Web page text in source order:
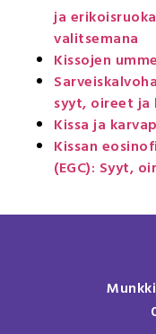
ja
valitsemana
Kissojen
syyt, oireet ja
Kissa ja
Kissan
(EGC): Syyt,